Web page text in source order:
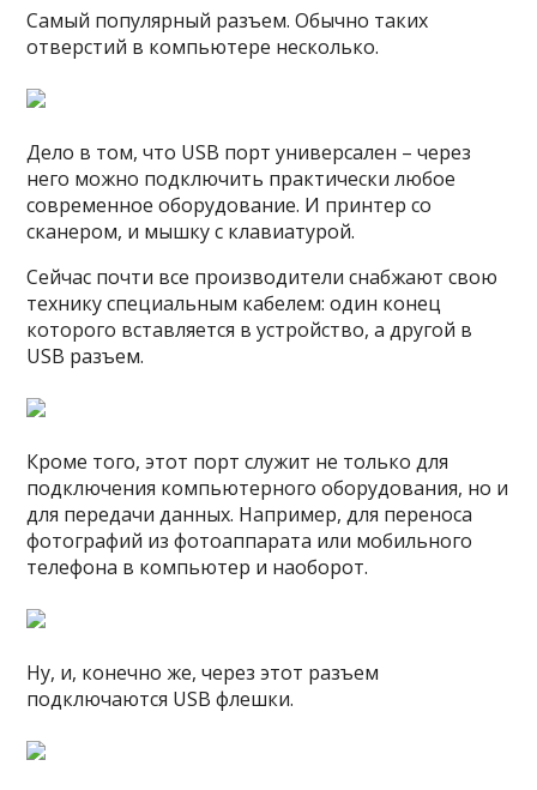
Самый популярный разъем. Обычно таких
отверстий в компьютере несколько.
Дело в том, что USB порт универсален – через
него можно подключить практически любое
современное оборудование. И принтер со
сканером, и мышку с клавиатурой.
Сейчас почти все производители снабжают свою
технику специальным кабелем: один конец
которого вставляется в устройство, а другой в
USB разъем.
Кроме того, этот порт служит не только для
подключения компьютерного оборудования, но и
для передачи данных. Например, для переноса
фотографий из фотоаппарата или мобильного
телефона в компьютер и наоборот.
Ну, и, конечно же, через этот разъем
подключаются USB флешки.